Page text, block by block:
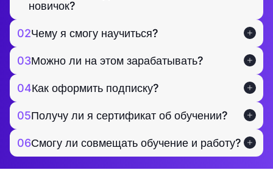
новичок?
02Чему я смогу научиться?
03Можно ли на этом зарабатывать?
04Как оформить подписку?
05Получу ли я сертификат об обучении?
06Смогу ли совмещать обучение и работу?